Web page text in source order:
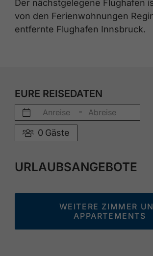
Der nächstgelegene Flughafen
von den Ferienwohnungen
entfernte Flughafen Innsbruck.
EURE REISEDATEN
-
0 Gäste
URLAUBSANGEBOTE
WEITERE ZIMMER
APPARTEMENTS